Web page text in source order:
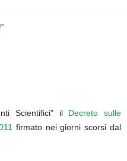
Scientifici" il Decreto sulle
firmato nei giorni scorsi dal